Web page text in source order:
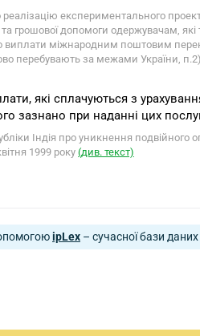
експериментального
грошової допомоги одержувачам,
виплати міжнародним поштовим
перебувають за межами України,
які сплачуються з
зазнано при наданні цих
Індія про уникнення
1999 року(див. текст)
ipLex – сучасної бази